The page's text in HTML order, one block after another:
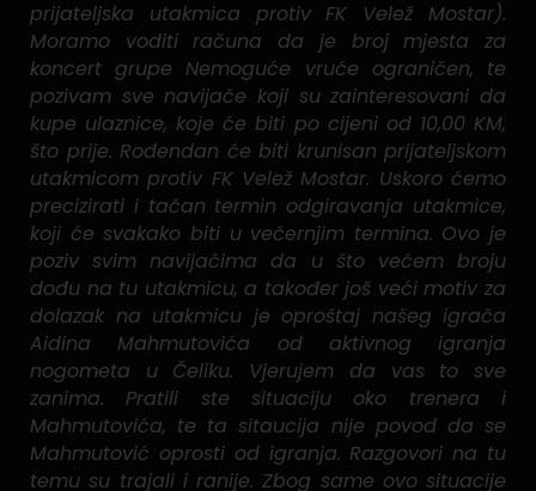
prijateljska utakmica protiv FK Velež Mostar).
Moramo voditi računa da je broj mjesta za
koncert grupe Nemoguće vruće ograničen, te
pozivam sve navijače koji su zainteresovani da
kupe ulaznice, koje će biti po cijeni od 10,00 KM,
što prije. Rođendan će biti krunisan prijateljskom
utakmicom protiv FK Velež Mostar. Uskoro ćemo
precizirati i tačan termin odgiravanja utakmice,
koji će svakako biti u večernjim termina. Ovo je
poziv svim navijačima da u što većem broju
dođu na tu utakmicu, a također još veći motiv za
dolazak na utakmicu je oproštaj našeg igrača
Aidina Mahmutovića od aktivnog igranja
nogometa u Čeliku. Vjerujem da vas to sve
zanima. Pratili ste situaciju oko trenera i
Mahmutovića, te ta sitaucija nije povod da se
Mahmutović oprosti od igranja. Razgovori na tu
temu su trajali i ranije. Zbog same ovo situacije